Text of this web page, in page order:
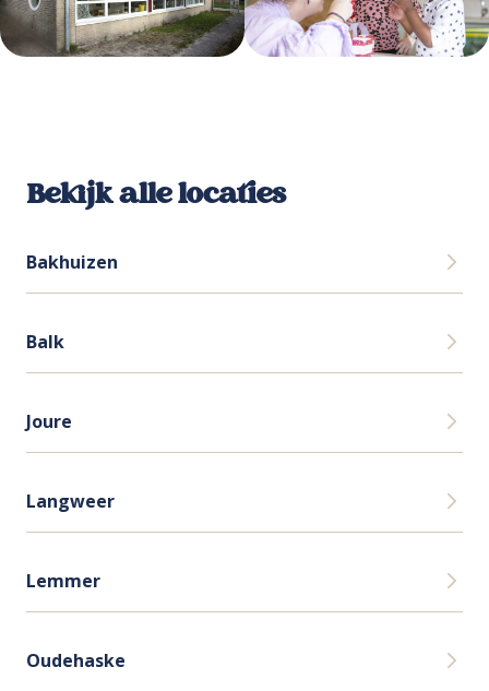
Bekijk alle locaties
Bakhuizen
Balk
Joure
Langweer
Lemmer
Oudehaske